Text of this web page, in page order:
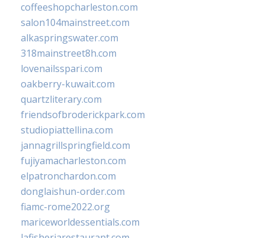
coffeeshopcharleston.com
salon104mainstreet.com
alkaspringswater.com
318mainstreet8h.com
lovenailsspari.com
oakberry-kuwait.com
quartzliterary.com
friendsofbroderickpark.com
studiopiattellina.com
jannagrillspringfield.com
fujiyamacharleston.com
elpatronchardon.com
donglaishun-order.com
fiamc-rome2022.org
mariceworldessentials.com